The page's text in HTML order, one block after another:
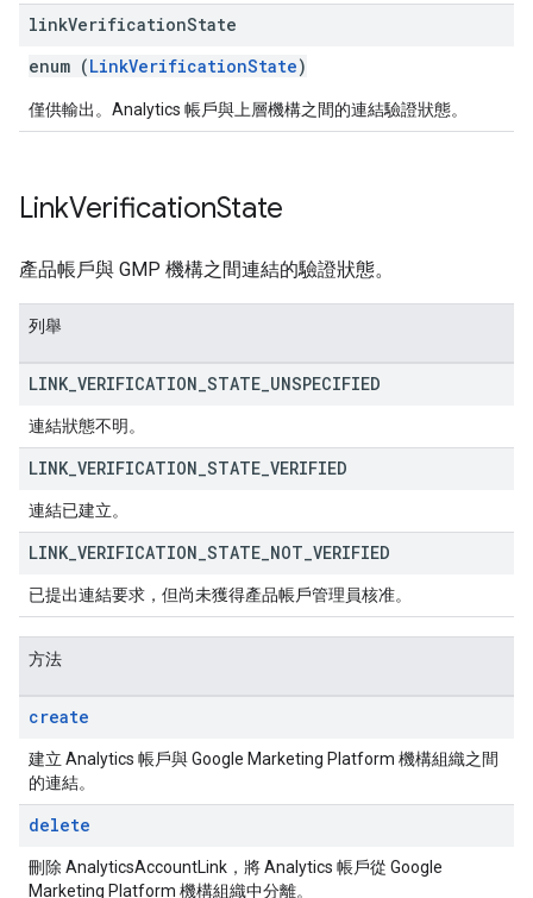
linkVerificationState
enum (LinkVerificationState)
僅供輸出。Analytics 帳戶與上層機構之間的連結驗證狀態。
LinkVerificationState
產品帳戶與 GMP 機構之間連結的驗證狀態。
列舉
LINK VERIFICATION STATE UNSPECIFIED
連結狀態不明。
LINK VERIFICATION STATE VERIFIED
連結已建立。
LINK VERIFICATION STATE NOT VERIFIED
已提出連結要求，但尚未獲得產品帳戶管理員核准。
方法
create
建立 Analytics 帳戶與 Google Marketing Platform 機構組織之間
的連結。
delete
刪除 AnalyticsAccountLink，將 Analytics 帳戶從 Google
Marketing Platform 機構組織中分離。